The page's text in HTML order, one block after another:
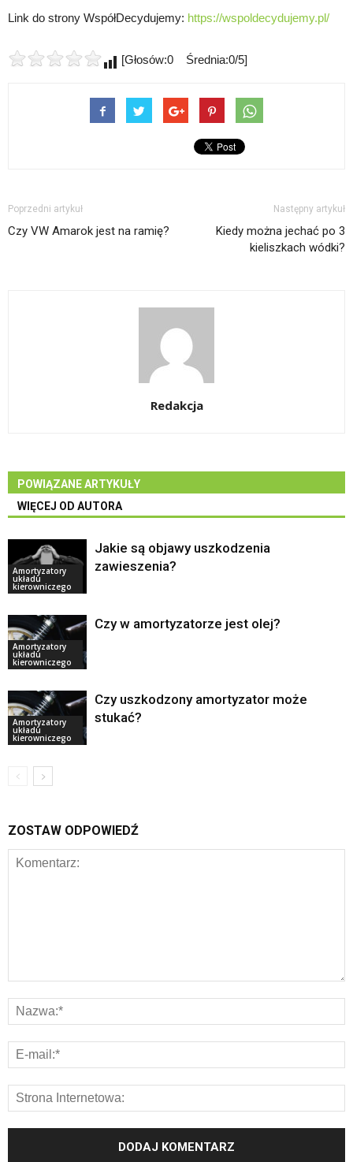
Link do strony WspółDecydujemy: https://wspoldecydujemy.pl/
[Głosów:0 Średnia:0/5]
Poprzedni artykuł
Czy VW Amarok jest na ramię?
Następny artykuł
Kiedy można jechać po 3
kieliszkach wódki?
Redakcja
POWIĄZANE ARTYKUŁY
WIĘCEJ OD AUTORA
Amortyzatory
układu
kierowniczego
Jakie są objawy uszkodzenia
zawieszenia?
Amortyzatory
układu
kierowniczego
Czy w amortyzatorze jest olej?
Amortyzatory
układu
kierowniczego
Czy uszkodzony amortyzator może
stukać?
ZOSTAW ODPOWIEDŹ